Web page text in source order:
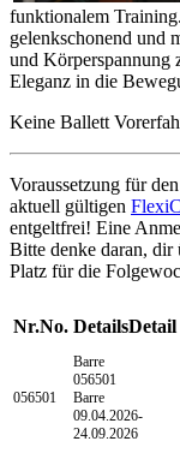
funktionalem
gelenkschonend und
und Körperspannung
Eleganz in die
Keine Ballett
Voraussetzung für
aktuell gültigen
entgeltfrei! Eine
Bitte denke daran, dir
Platz für die
Nr.No. DetailsDetail
056501
Barre
056501
Barre
09.04.2026-
24.09.2026